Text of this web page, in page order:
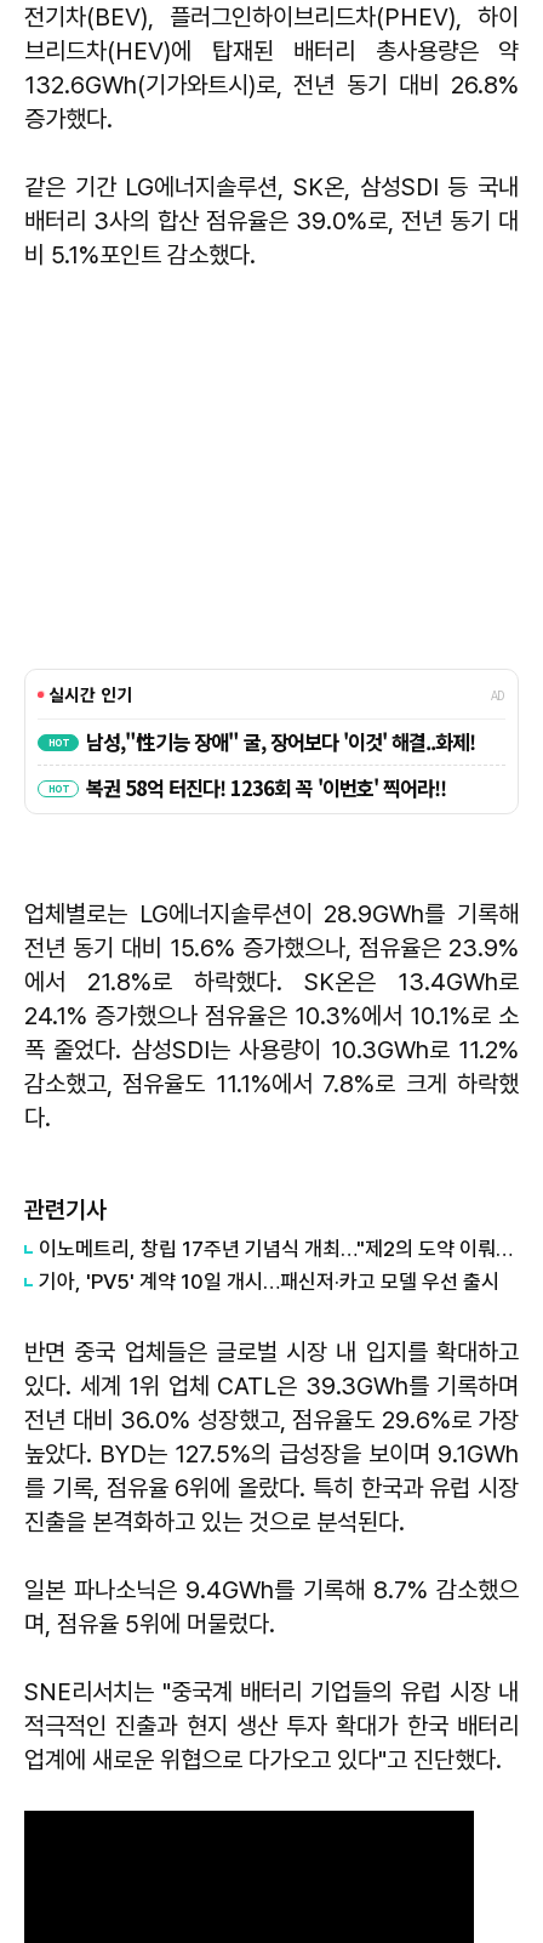
전기차(BEV), 플러그인하이브리드차(PHEV), 하이
브리드차(HEV)에 탑재된 배터리 총사용량은 약
132.6GWh(기가와트시)로, 전년 동기 대비 26.8%
증가했다.
같은 기간 LG에너지솔루션, SK온, 삼성SDI 등 국내
배터리 3사의 합산 점유율은 39.0%로, 전년 동기 대
비 5.1%포인트 감소했다.
업체별로는 LG에너지솔루션이 28.9GWh를 기록해
전년 동기 대비 15.6% 증가했으나, 점유율은 23.9%
에서 21.8%로 하락했다. SK온은 13.4GWh로
24.1% 증가했으나 점유율은 10.3%에서 10.1%로 소
폭 줄었다. 삼성SDI는 사용량이 10.3GWh로 11.2%
감소했고, 점유율도 11.1%에서 7.8%로 크게 하락했
다.
관련기사
이노메트리, 창립 17주년 기념식 개최…"제2의 도약 이뤄낼 것"
기아, 'PV5' 계약 10일 개시…패신저·카고 모델 우선 출시
반면 중국 업체들은 글로벌 시장 내 입지를 확대하고
있다. 세계 1위 업체 CATL은 39.3GWh를 기록하며
전년 대비 36.0% 성장했고, 점유율도 29.6%로 가장
높았다. BYD는 127.5%의 급성장을 보이며 9.1GWh
를 기록, 점유율 6위에 올랐다. 특히 한국과 유럽 시장
진출을 본격화하고 있는 것으로 분석된다.
일본 파나소닉은 9.4GWh를 기록해 8.7% 감소했으
며, 점유율 5위에 머물렀다.
SNE리서치는 "중국계 배터리 기업들의 유럽 시장 내
적극적인 진출과 현지 생산 투자 확대가 한국 배터리
업계에 새로운 위협으로 다가오고 있다"고 진단했다.